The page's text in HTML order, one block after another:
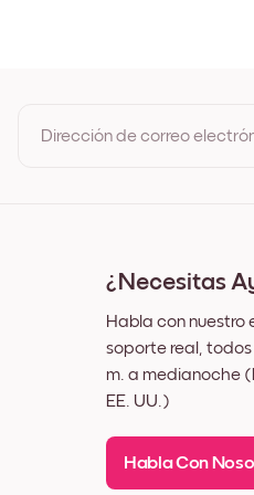
Dirección de correo
¿Necesitas
Habla con nuestro
soporte real, todos
m. a medianoche
EE. UU.)
Habla Con